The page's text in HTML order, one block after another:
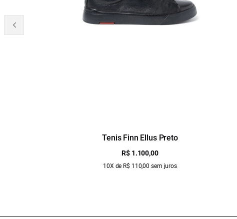
Tenis Finn Ellus Preto
R$ 1.100,00
10X de R$ 110,00 sem juros